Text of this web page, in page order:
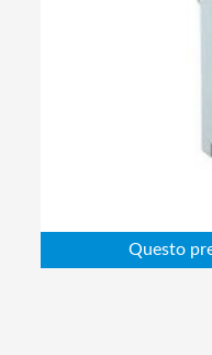
Elettronica
Edilizia